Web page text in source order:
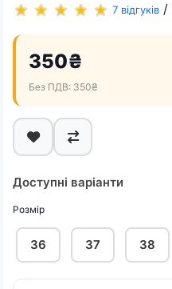
7 відгуків /
350₴
Без ПДВ: 350₴
Доступні варіанти
Розмір
36 37 38